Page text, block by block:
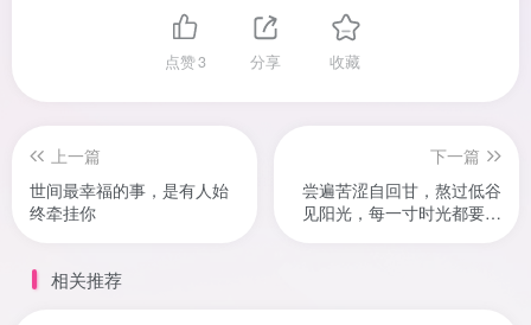
点赞3 分享 收藏
上一篇
世间最幸福的事，是有人始
终牵挂你
下一篇
尝遍苦涩自回甘，熬过低谷
见阳光，每一寸时光都要自
相关推荐